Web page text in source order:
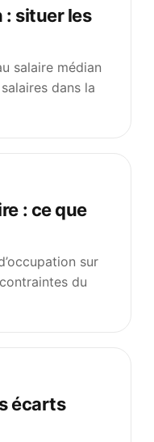
: situer les
salaire médian
dans la
: ce que
sur
du
écarts